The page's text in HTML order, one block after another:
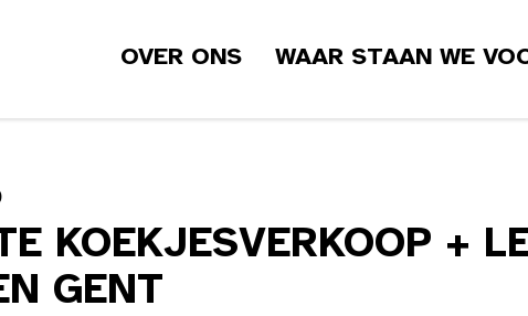
OVER ONS WAAR STAAN WE
KOEKJESVERKOOP +
GENT